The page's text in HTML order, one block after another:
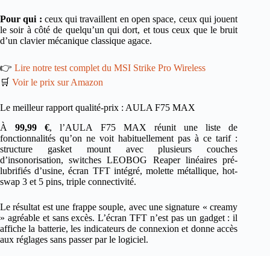
Pour qui : ceux qui travaillent en open space, ceux qui jouent
le soir à côté de quelqu’un qui dort, et tous ceux que le bruit
d’un clavier mécanique classique agace.
👉 Lire notre test complet du MSI Strike Pro Wireless
🛒 Voir le prix sur Amazon
Le meilleur rapport qualité-prix : AULA F75 MAX
À99,99 €, l’AULA F75 MAX réunit une liste de
fonctionnalités qu’on ne voit habituellement pas à ce tarif :
structure gasket mount avec plusieurs couches
d’insonorisation, switches LEOBOG Reaper linéaires pré-
lubrifiés d’usine, écran TFT intégré, molette métallique, hot-
swap 3 et 5 pins, triple connectivité.
Le résultat est une frappe souple, avec une signature « creamy
» agréable et sans excès. L’écran TFT n’est pas un gadget : il
affiche la batterie, les indicateurs de connexion et donne accès
aux réglages sans passer par le logiciel.